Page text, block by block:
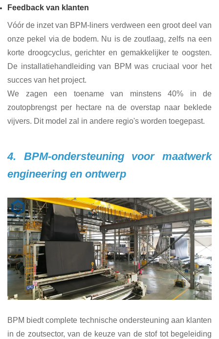
Feedback van klanten
Vóór de inzet van BPM-liners verdween een groot deel van
onze pekel via de bodem. Nu is de zoutlaag, zelfs na een
korte droogcyclus, gerichter en gemakkelijker te oogsten.
De installatiehandleiding van BPM was cruciaal voor het
succes van het project.
We zagen een toename van minstens 40% in de
zoutopbrengst per hectare na de overstap naar beklede
vijvers. Dit model zal in andere regio's worden toegepast.
4. BPM-ondersteuning voor maatwerk
engineering en ontwerp
BPM biedt complete technische ondersteuning aan klanten
in de zoutsector, van de keuze van de stof tot begeleiding